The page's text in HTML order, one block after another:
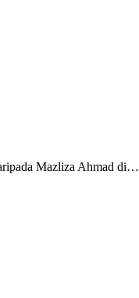
‎Mazliza Ahmad‎ di…